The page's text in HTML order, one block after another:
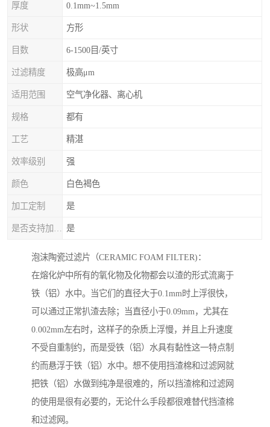
厚度 0.1mm~1.5mm
形状 方形
目数 6-1500目/英寸
过滤精度 极高μm
适用范围 空气净化器、离心机
规格 都有
工艺 精湛
效率级别 强
颜色 白色褐色
加工定制 是
是
泡沫陶瓷过滤片（CERAMIC FOAM FILTER)：
在熔化炉中所有的氧化物及化物都会以渣的形式流离于
铁（铝）水中。当它们的直径大于0.1mm时上浮很快，
可以通过正常扒渣去除；当直径小于0.09mm，尤其在
0.002mm左右时，这样子的杂质上浮慢，并且上升速度
不受自重制约，而是受铁（铝）水具有黏性这一特点制
约而悬浮于铁（铝）水中。想不使用挡渣棉和过滤网就
把铁（铝）水做到纯净是很难的，所以挡渣棉和过滤网
的使用是很有必要的，无论什么手段都很难替代挡渣棉
和过滤网。